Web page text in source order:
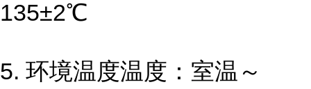
135±2℃
5. 环境温度温度：室温～